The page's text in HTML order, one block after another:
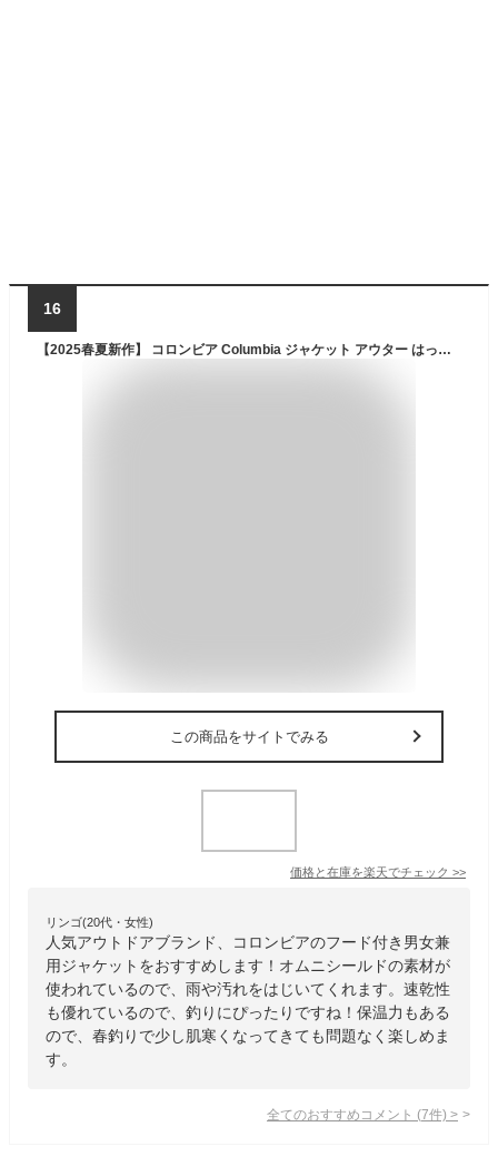
16
【2025春夏新作】 コロンビア Columbia ジャケット アウター はっ水 撥水 ストレッチ 軽量 軽い マウンテンパーカー マンパ パーカー ヘザーキャニオン2 フーデッドジャケット Heather Canyon II Hooded Jacket メンズ レディース ユニセックス 春 秋 冬 M L XL WE1602
この商品をサイトでみる
価格と在庫を楽天でチェック >>
リンゴ(20代・女性)
人気アウトドアブランド、コロンビアのフード付き男女兼
用ジャケットをおすすめします！オムニシールドの素材が
使われているので、雨や汚れをはじいてくれます。速乾性
も優れているので、釣りにぴったりですね！保温力もある
ので、春釣りで少し肌寒くなってきても問題なく楽しめま
す。
全てのおすすめコメント (7件) >